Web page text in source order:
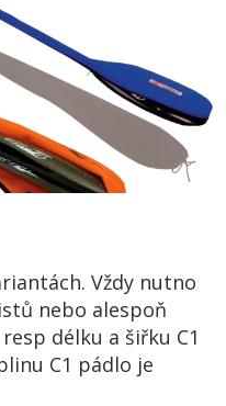
Vždy nutno
nebo alespoň
délku a šiřku C1
C1 pádlo je